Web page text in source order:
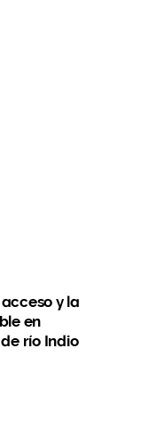
y la
en
río Indio